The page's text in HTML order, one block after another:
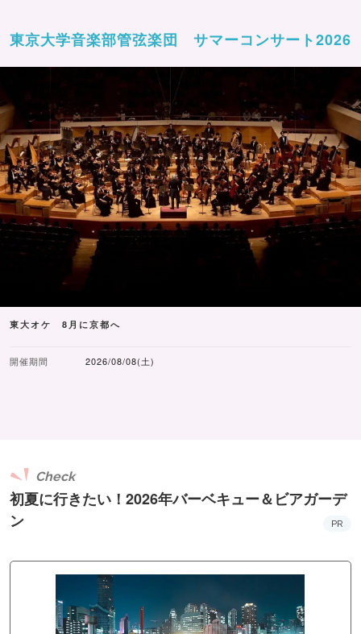
東京大学音楽部管弦楽団 サマーコンサート2026
東大オケ 8月に京都へ
開催期間 2026/08/08(土)
初夏に行きたい！2026年バーベキュー＆ビアガーデ
ン
Check
PR